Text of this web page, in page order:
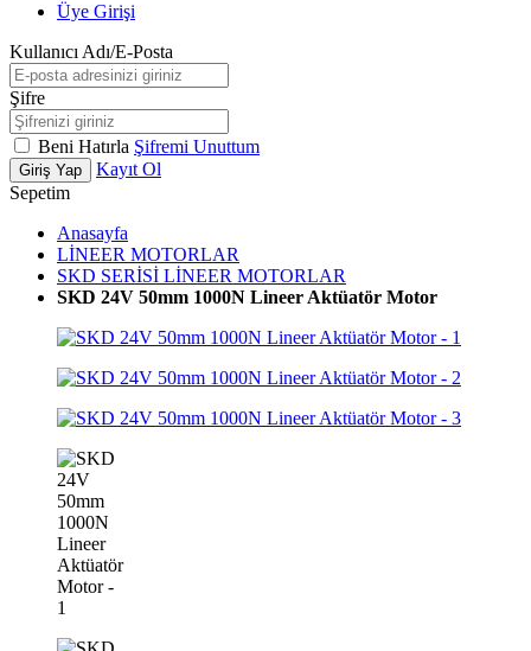
Üye Girişi
Kullanıcı Adı/E-Posta
Şifre
Beni Hatırla Şifremi Unuttum
Giriş Yap
Kayıt Ol
Sepetim
Anasayfa
LİNEER MOTORLAR
SKD SERİSİ LİNEER MOTORLAR
SKD 24V 50mm 1000N Lineer Aktüatör Motor